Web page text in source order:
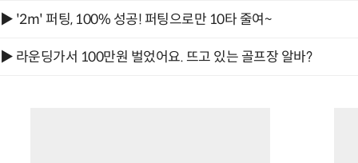
▶ '2m' 퍼팅, 100% 성공! 퍼팅으로만 10타 줄여~
▶ 라운딩가서 100만원 벌었어요. 뜨고 있는 골프장 알바?